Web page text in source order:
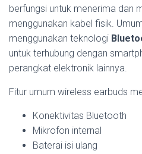
berfungsi untuk menerima dan
menggunakan kabel fisik.
menggunakan teknologi
untuk terhubung dengan
perangkat elektronik lainnya.
Fitur umum wireless earbuds
Konektivitas Bluetooth
Mikrofon internal
Baterai isi ulang